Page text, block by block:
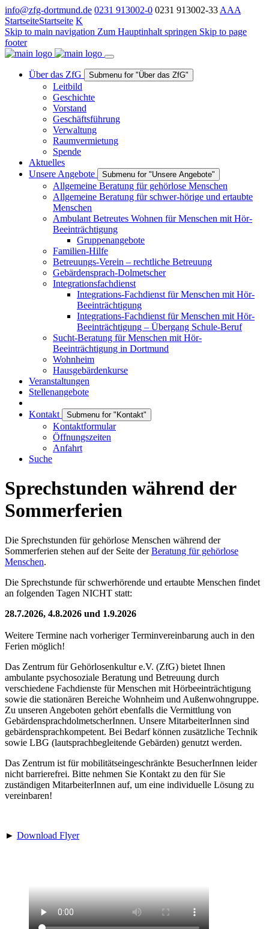
info@zfg-dortmund.de 0231 913002-0 0231 913002-33 AAA
StartseiteStartseite K
Skip to main navigation Zum Hauptinhalt springen Skip to page
footer
Über das ZfG Submenu for "Über das ZfG"
Leitbild
Geschichte
Vorstand
Geschäftsführung
Verwaltung
Raumvermietung
Spende
Aktuelles
Unsere Angebote
Submenu for "Unsere Angebote"
Allgemeine Beratung für gehörlose Menschen
Allgemeine Beratung für schwer-hörige und ertaubte
Menschen
Ambulant Betreutes Wohnen für Menschen mit Hör-
Beeinträchtigung
Gruppenangebote
Familien-Hilfe
Betreuungs-Verein – rechtliche Betreuung
Gebärdensprach-Dolmetscher
Integrationsfachdienst
Integrations-Fachdienst für Menschen mit Hör-
Beeinträchtigung
Integrations-Fachdienst für Menschen mit Hör-
Beeinträchtigung – Übergang Schule-Beruf
Sucht-Beratung für Menschen mit Hör-
Beeinträchtigung in Dortmund
Wohnheim
Hausgebärdenkurse
Veranstaltungen
Stellenangebote
Kontakt Submenu for "Kontakt"
Kontaktformular
Öffnungszeiten
Anfahrt
Suche
Sprechstunden während der
Sommerferien
Die Sprechstunden für gehörlose Menschen während der
Sommerferien stehen auf der Seite derBeratung für gehörlose
Menschen.
Die Sprechstunde für schwerhörende und ertaubte Menschen findet
an folgenden Tagen NICHT statt:
28.7.2026, 4.8.2026 und 1.9.2026
Weitere Termine nach vorheriger Terminvereinbarung auch in den
Ferien möglich!
Das Zentrum für Gehörlosenkultur e.V. (ZfG) bietet Ihnen
ambulante psychosoziale Beratung und Betreuung durch
verschiedene Fachdienste für Menschen mit Hörbeeinträchtigung
sowie die stationären Bereiche Wohnheim und Außenwohngruppe.
Zu unseren Angeboten gehört ebenfalls die Vermittlung von
Gebärdensprach­dolmetscherInnen. Unsere MitarbeiterInnen sind
gebärdensprachkompetent. Bei Bedarf können zusätzliche Technik
sowie LBG (lautsprachbegleitende Gebärden) genutzt werden.
Das Zentrum ist für mobilitätseingeschränkte BesucherInnen leider
nicht barrierefrei. Bitte nehmen Sie Kontakt zu den für Sie
zuständigen MitarbeiterInnen auf, um eine individuelle Lösung zu
vereinbaren!
► Download Flyer